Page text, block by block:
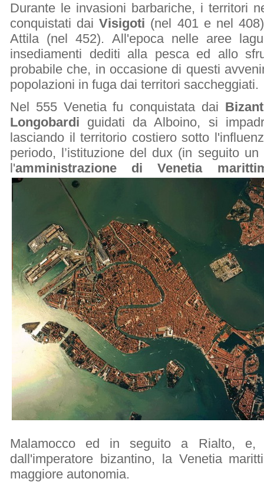
Durante le invasioni barbariche, i territori
conquistati daiVisigoti (nel 401 e nel
Attila (nel 452). All'epoca nelle aree
insediamenti dediti alla pesca ed allo
probabile che, in occasione di questi
popolazioni in fuga dai territori saccheggiati.
Nel 555 Venetia fu conquistata dai
Longobardi guidati da Alboino, si
lasciando il territorio costiero sotto
periodo, l’istituzione del dux (in seguito
l'amministrazione di Venetia
Malamocco ed in seguito a Rialto, e,
dall'imperatore bizantino, la Venetia
maggiore autonomia.